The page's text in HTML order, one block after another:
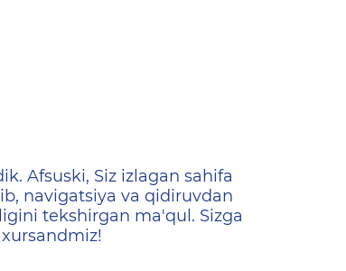
Afsuski, Siz izlagan sahifa
navigatsiya va qidiruvdan
tekshirgan ma'qul. Sizga